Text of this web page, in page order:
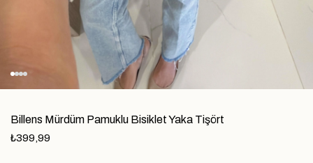
Billens Mürdüm Pamuklu Bisiklet Yaka Tişört
₺399,99